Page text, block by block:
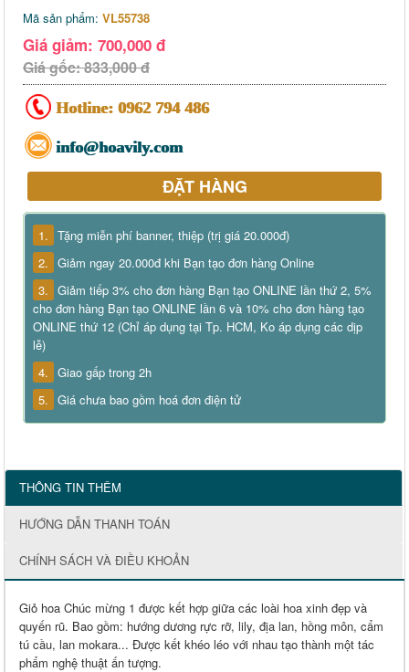
Mã sản phẩm: VL55738
Giá giảm: 700,000 đ
Giá gốc: 833,000 đ
Hotline: 0962 794 486
info@hoavily.com
ĐẶT HÀNG
1. Tặng miễn phí banner, thiệp (trị giá 20.000đ)
2. Giảm ngay 20.000đ khi Bạn tạo đơn hàng Online
3. Giảm tiếp 3% cho đơn hàng Bạn tạo ONLINE lần thứ 2, 5%
cho đơn hàng Bạn tạo ONLINE lần 6 và 10% cho đơn hàng tạo
ONLINE thứ 12 (Chỉ áp dụng tại Tp. HCM, Ko áp dụng các dịp
lễ)
4. Giao gấp trong 2h
5. Giá chưa bao gồm hoá đơn điện tử
THÔNG TIN THÊM
HƯỚNG DẪN THANH TOÁN
CHÍNH SÁCH VÀ ĐIỀU KHOẢN
Giỏ hoa Chúc mừng 1 được kết hợp giữa các loài hoa xinh đẹp và
quyến rũ. Bao gồm: hướng dương rực rỡ, lily, địa lan, hồng môn, cẩm
tú cầu, lan mokara... Được kết khéo léo với nhau tạo thành một tác
phẩm nghệ thuật ấn tượng.